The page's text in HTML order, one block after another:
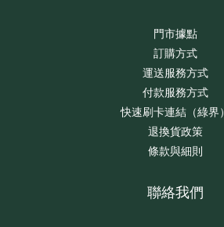
門市據點
訂購方式
運送服務方式
付款服務方式
快速刷卡連結（綠界）
退換貨政策
條款與細則
聯絡我們